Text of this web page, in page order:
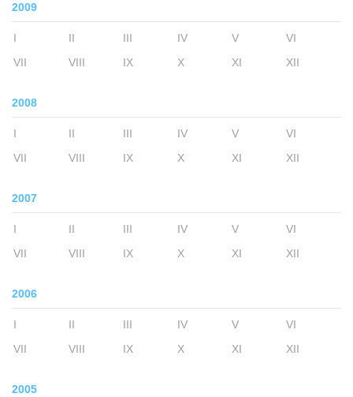
2009
I II III IV V
VI
VII
VIII IX X XI XII
2008
I II III IV V
VI
VII
VIII IX X XI XII
2007
I II III IV V
VI
VII
VIII IX X XI XII
2006
I II III IV V
VI
VII
VIII IX X XI XII
2005